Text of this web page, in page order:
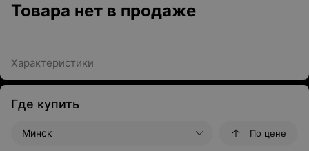
Товара нет в продаже
Характеристики
Где купить
Минск По цене